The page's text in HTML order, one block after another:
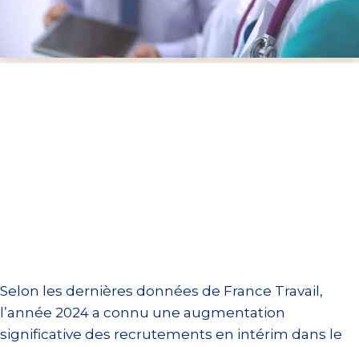
Selon les dernières données de France Travail,
l’année 2024 a connu une augmentation
significative des recrutements en intérim dans le